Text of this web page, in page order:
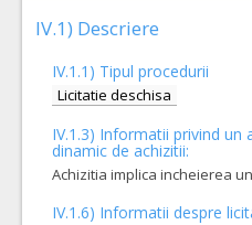
IV.1) Descriere
IV.1.1) Tipul procedurii
Licitatie deschisa
IV.1.3) Informatii privind un
dinamic de achizitii:
Achizitia implica incheierea
IV.1.6) Informatii despre